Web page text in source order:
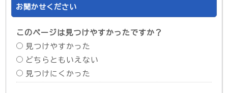
お聞かせください
このページは見つけやすかったですか？
見つけやすかった
どちらともいえない
見つけにくかった